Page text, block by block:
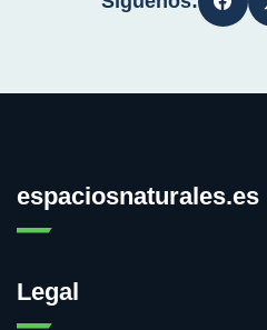
espaciosnaturales.es
Legal